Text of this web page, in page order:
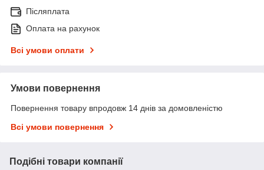
Післяплата
Оплата на рахунок
Всі умови оплати
Умови повернення
Повернення товару впродовж 14 днів за домовленістю
Всі умови повернення
Подібні товари компанії